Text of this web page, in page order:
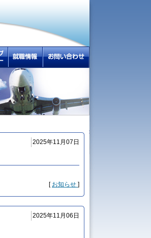
2025年11月07日
[ お知らせ ]
2025年11月06日